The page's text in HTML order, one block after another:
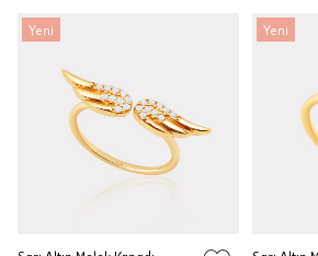
Yeni Yeni